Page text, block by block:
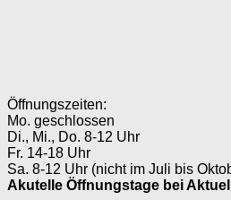
Öffnungszeiten:
Mo. geschlossen
Di., Mi., Do. 8-12 Uhr
Fr. 14-18 Uhr
Sa. 8-12 Uhr (nicht im Juli bis
Akutelle Öffnungstage bei